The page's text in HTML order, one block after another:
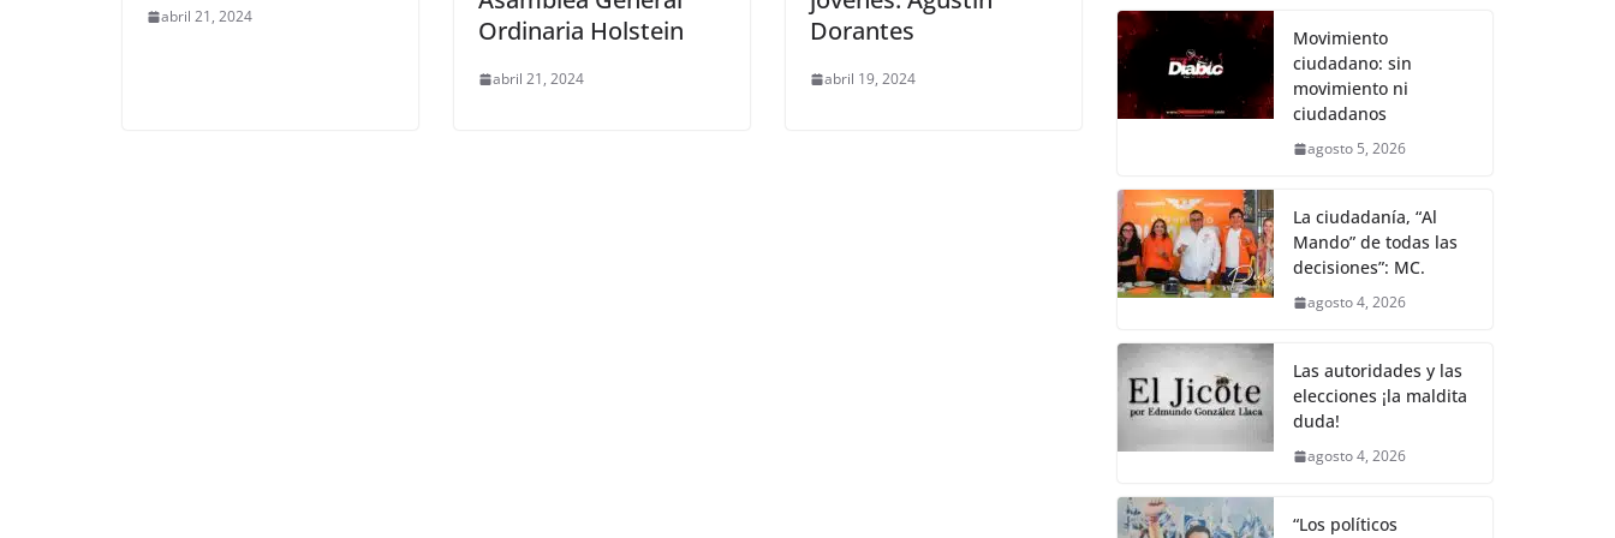
abril 21, 2024
Ordinaria Holstein
abril 21, 2024
Dorantes
abril 19, 2024
Movimiento
ciudadano: sin
movimiento ni
ciudadanos
agosto 5, 2026
La ciudadanía, “Al
Mando” de todas las
decisiones”: MC.
agosto 4, 2026
Las autoridades y las
elecciones ¡la maldita
duda!
agosto 4, 2026
“Los políticos